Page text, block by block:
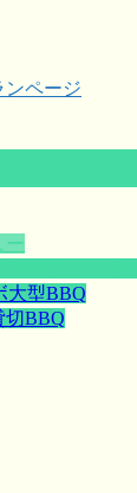
ー
大型BBQ
切BBQ